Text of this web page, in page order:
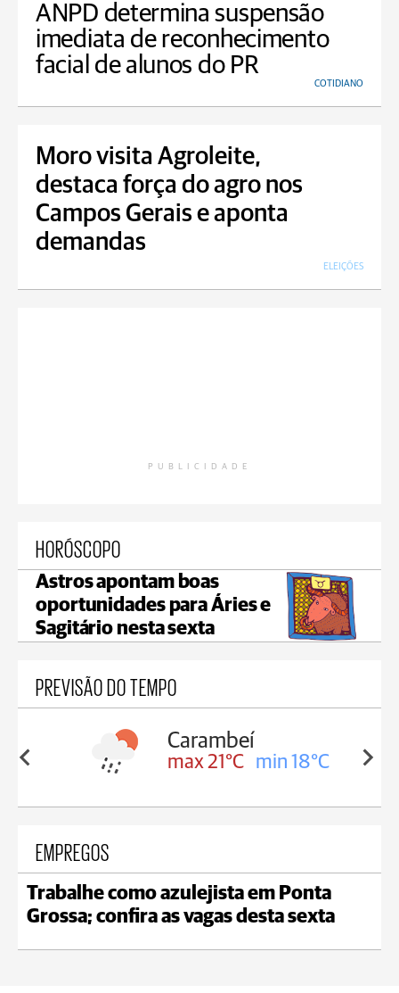
ANPD determina suspensão
imediata de reconhecimento
facial de alunos do PR
COTIDIANO
Moro visita Agroleite,
destaca força do agro nos
Campos Gerais e aponta
demandas
ELEIÇÕES
PUBLICIDADE
HORÓSCOPO
Astros apontam boas
oportunidades para Áries e
Sagitário nesta sexta
PREVISÃO DO TEMPO
18°C
Jaguariaíva
max 22°C min 19°C
EMPREGOS
Trabalhe como azulejista em Ponta
Grossa; confira as vagas desta sexta